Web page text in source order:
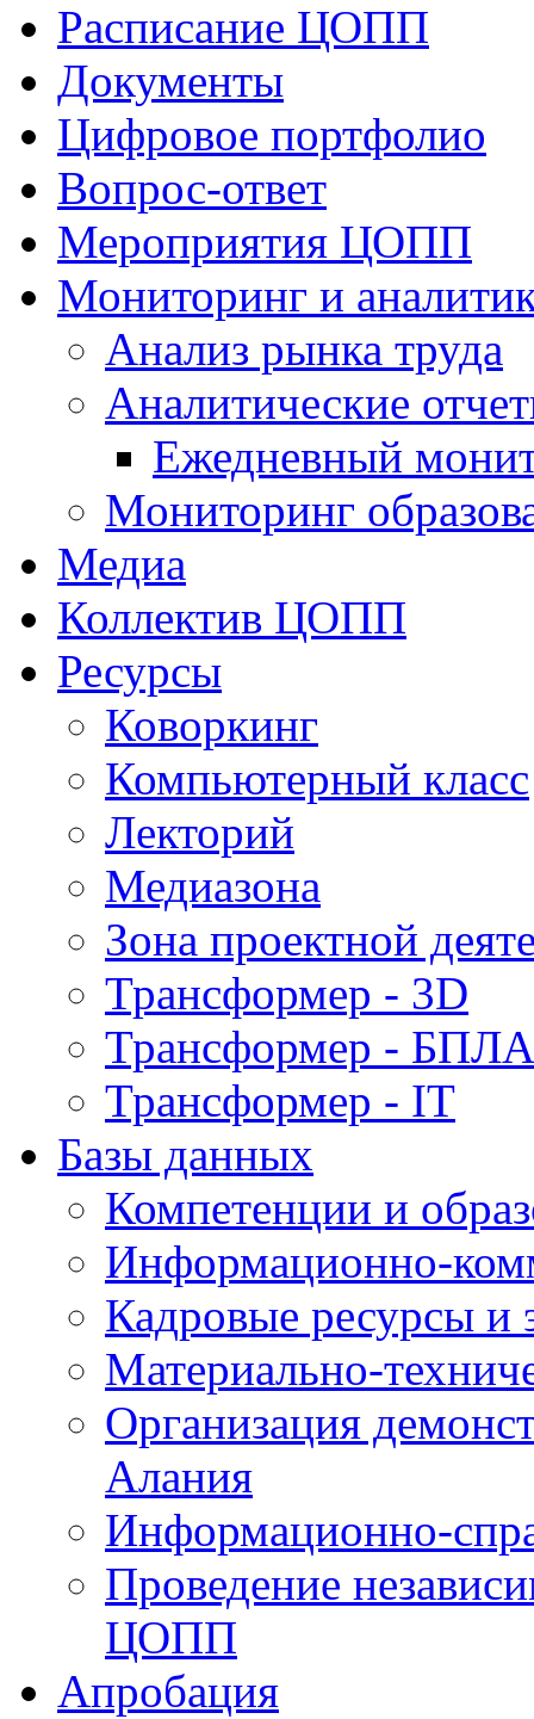
Расписание ЦОПП
Документы
Цифровое портфолио
Вопрос-ответ
Мероприятия ЦОПП
Мониторинг и
Анализ рынка труда
Аналитические
Ежедневный
Мониторинг
Медиа
Коллектив ЦОПП
Ресурсы
Коворкинг
Компьютерный класс
Лекторий
Медиазона
Зона проектной
Трансформер - 3D
Трансформер - БПЛА
Трансформер - IT
Базы данных
Компетенции и
Информационно-
Кадровые ресурсы
Материально-
Организация
Алания
Информационно-
Проведение
ЦОПП
Апробация